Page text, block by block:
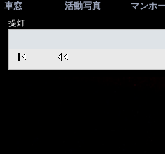
車窓 活動写真 マンホ
提灯